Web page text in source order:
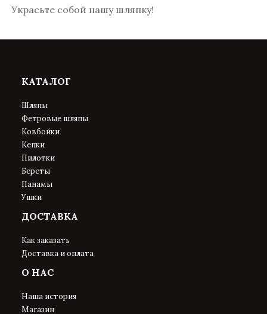
Украсьте собой нашу шляпку!
КАТАЛОГ
Шляпы
Фетровые шляпы
Ковбойки
Кепки
Пилотки
Береты
Панамы
Ушки
ДОСТАВКА
Как заказать
Доставка и оплата
О НАС
Наша история
Магазин